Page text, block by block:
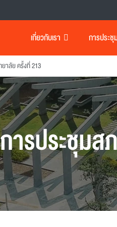
เกี่ยวกับเรา การประ
าลัย ครั้งที่ 213
รประชุม